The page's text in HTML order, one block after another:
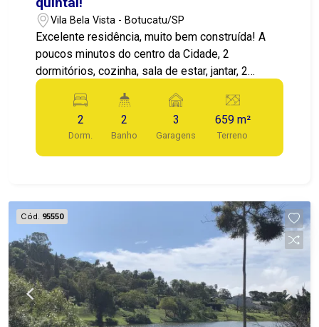
Vila Bela Vista - Botucatu/SP
Excelente residência, muito bem construída! A
poucos minutos do centro da Cidade, 2
dormitórios, cozinha, sala de estar, jantar, 2
banheiros, Quarto de serviço, área de lazer com
churrasqueara, 3 vagas de garagem coberta,
amplo quintal, área do terreno total com 18 m2 de
frente!
2
Dorm.
2
Banho
3
Garagens
659 m²
Terreno
Cód. 95550